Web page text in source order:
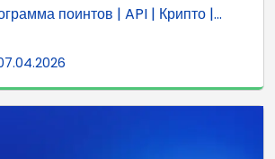
поинтов | API | Крипто |...